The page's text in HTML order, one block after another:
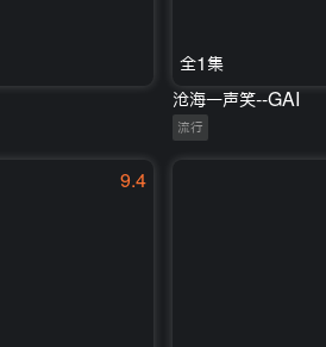
全1集
沧海一声笑--GAI
流行
9.4